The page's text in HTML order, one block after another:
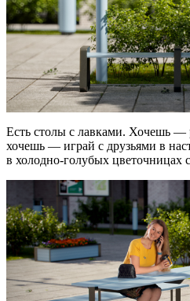
Есть столы с лавками. Хочешь —
хочешь — играй с друзьями в
в холодно-голубых цветочницах